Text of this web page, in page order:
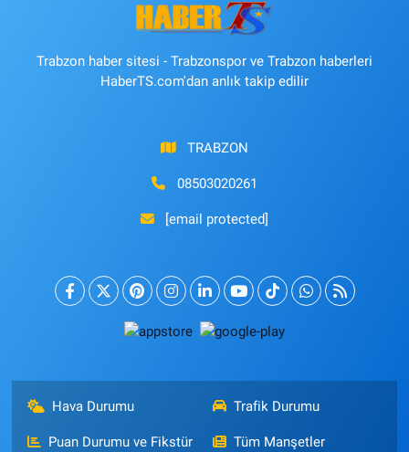
Trabzon haber sitesi - Trabzonspor ve Trabzon haberleri
HaberTS.com'dan anlık takip edilir
TRABZON
08503020261
[email protected]
Hava Durumu Trafik Durumu
Puan Durumu ve Fikstür Tüm Manşetler